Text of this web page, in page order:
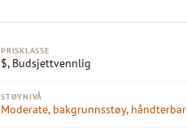
PRISKLASSE
$, Budsjettvennlig
STØYNIVÅ
Moderate, bakgrunnsstøy, håndterbar